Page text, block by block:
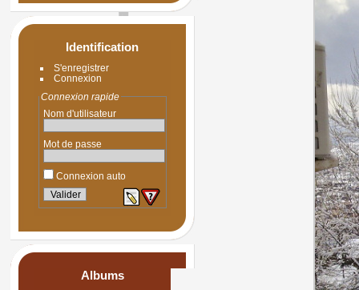
Identification
S'enregistrer
Connexion
Connexion rapide
Nom d'utilisateur
Mot de passe
Connexion auto
Albums